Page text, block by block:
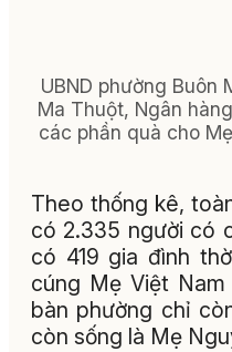
UBND phường Buôn
Ma Thuột, Ngân
các phần quà cho
Theo thống kê,
có 2.335 người có
có 419 gia đình
cúng Mẹ Việt
bàn phường chỉ
còn sống là Mẹ